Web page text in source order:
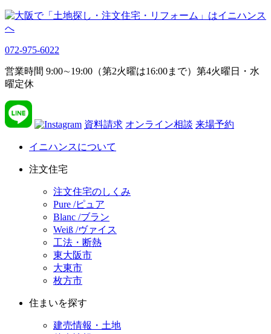
072-975-6022
営業時間 9:00∼19:00（第2火曜は16:00まで）第4火曜日・水
曜定休
資料請求 オンライン相談 来場予約
イニハンスについて
注文住宅
注文住宅のしくみ
Pure /ピュア
Blanc /ブラン
Weiß /ヴァイス
工法・断熱
東大阪市
大東市
枚方市
住まいを探す
建売情報・土地